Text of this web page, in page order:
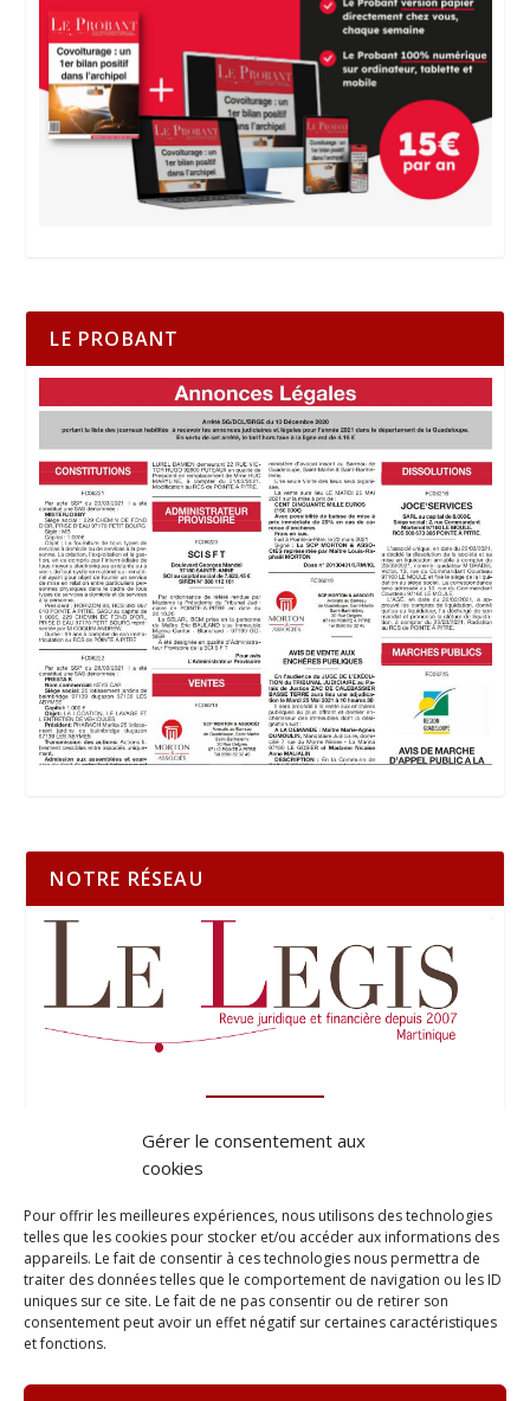
Gérer le consentement aux
cookies
Pour offrir les meilleures expériences, nous utilisons des technologies
telles que les cookies pour stocker et/ou accéder aux informations des
appareils. Le fait de consentir à ces technologies nous permettra de
traiter des données telles que le comportement de navigation ou les ID
uniques sur ce site. Le fait de ne pas consentir ou de retirer son
consentement peut avoir un effet négatif sur certaines caractéristiques
et fonctions.
LE PROBANT
NOTRE RÉSEAU